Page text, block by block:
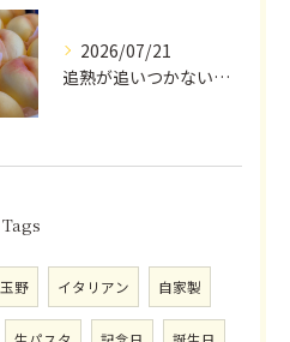
2026/07/21
追熟が追いつかないほど気にかけていただいている
Tags
玉野 イタリアン 自家製